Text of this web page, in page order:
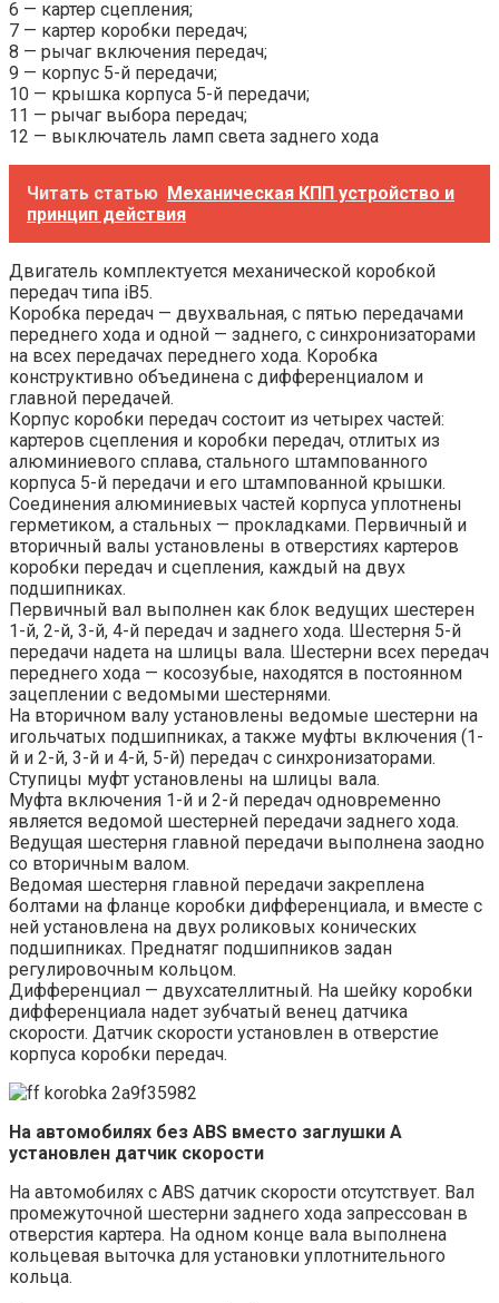
6 — картер сцепления;
7 — картер коробки передач;
8 — рычаг включения передач;
9 — корпус 5-й передачи;
10 — крышка корпуса 5-й передачи;
11 — рычаг выбора передач;
12 — выключатель ламп света заднего хода
Читать статью Механическая КПП устройство и
принцип действия
Двигатель комплектуется механической коробкой
передач типа iB5.
Коробка передач — двухвальная, с пятью передачами
переднего хода и одной — заднего, с синхронизаторами
на всех передачах переднего хода. Коробка
конструктивно объединена с дифференциалом и
главной передачей.
Корпус коробки передач состоит из четырех частей:
картеров сцепления и коробки передач, отлитых из
алюминиевого сплава, стального штампованного
корпуса 5-й передачи и его штампованной крышки.
Соединения алюминиевых частей корпуса уплотнены
герметиком, а стальных — прокладками. Первичный и
вторичный валы установлены в отверстиях картеров
коробки передач и сцепления, каждый на двух
подшипниках.
Первичный вал выполнен как блок ведущих шестерен
1-й, 2-й, 3-й, 4-й передач и заднего хода. Шестерня 5-й
передачи надета на шлицы вала. Шестерни всех передач
переднего хода — косозубые, находятся в постоянном
зацеплении с ведомыми шестернями.
На вторичном валу установлены ведомые шестерни на
игольчатых подшипниках, а также муфты включения (1-
й и 2-й, 3-й и 4-й, 5-й) передач с синхронизаторами.
Ступицы муфт установлены на шлицы вала.
Муфта включения 1-й и 2-й передач одновременно
является ведомой шестерней передачи заднего хода.
Ведущая шестерня главной передачи выполнена заодно
со вторичным валом.
Ведомая шестерня главной передачи закреплена
болтами на фланце коробки дифференциала, и вместе с
ней установлена на двух роликовых конических
подшипниках. Преднатяг подшипников задан
регулировочным кольцом.
Дифференциал — двухсателлитный. На шейку коробки
дифференциала надет зубчатый венец датчика
скорости. Датчик скорости установлен в отверстие
корпуса коробки передач.
На автомобилях без ABS вместо заглушки A
установлен датчик скорости
На автомобилях с ABS датчик скорости отсутствует. Вал
промежуточной шестерни заднего хода запрессован в
отверстия картера. На одном конце вала выполнена
кольцевая выточка для установки уплотнительного
кольца.